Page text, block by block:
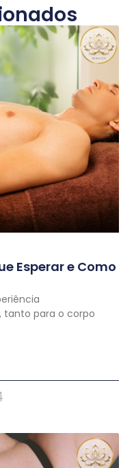
Esperar e Como
para o corpo